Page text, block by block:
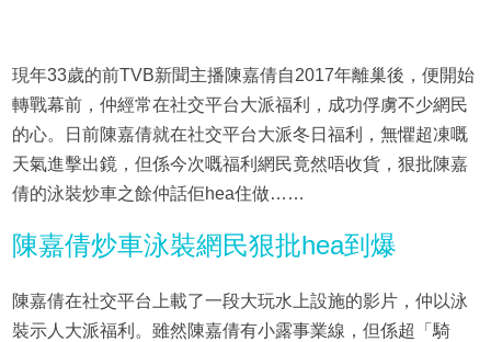
現年33歲的前TVB新聞主播陳嘉倩自2017年離巢後，便開始
轉戰幕前，仲經常在社交平台大派福利，成功俘虜不少網民
的心。日前陳嘉倩就在社交平台大派冬日福利，無懼超凍嘅
天氣進擊出鏡，但係今次嘅福利網民竟然唔收貨，狠批陳嘉
倩的泳裝炒車之餘仲話佢hea住做……
陳嘉倩炒車泳裝網民狠批hea到爆
陳嘉倩在社交平台上載了一段大玩水上設施的影片，仲以泳
裝示人大派福利。雖然陳嘉倩有小露事業線，但係超「騎